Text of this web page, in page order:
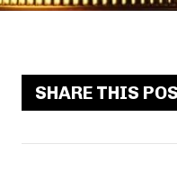
SHARE THIS